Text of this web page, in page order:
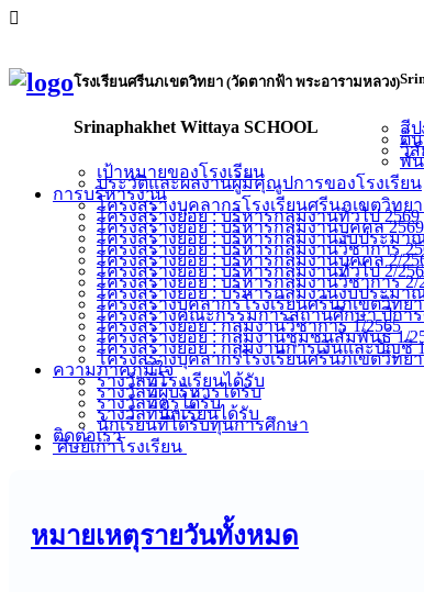
โรงเรียนศรีนภเขตวิทยา (วัดตากฟ้า พระอารามหลวง)
Srinaphakhet Wittaya SCHOOL สีป
ต้น
วิ
พั
เป้าหมายของโรงเรียน
ประวัติและผลงานผู้มีคุณูปการของโรงเรียน
การบริหารงาน
โครงสร้างบุคลากรโรงเรียนศรีนภเขตวิทยา
โครงสร้างย่อย : บริหารกลุ่มงานทั่วไป 2569
โครงสร้างย่อย : บริหารกลุ่มงานบุคคล 2569
โครงสร้างย่อย : บริหารกลุ่มงานงบประมา
โครงสร้างย่อย : บริหารกลุ่มงานวิชาการ
โครงสร้างย่อย : บริหารกลุ่มงานบุคคล 2/
โครงสร้างย่อย : บริหารกลุ่มงานทั่วไป 2/
โครงสร้างย่อย : บริหารกลุ่มงานวิชาการ 2/
โครงสร้างย่อย : บริหารกลุ่มงานงบประมาณ
โครงสร้างบุคลากรโรงเรียนศรีนภเขตวิทยา
โครงสร้างคณะกรรมการสถานศึกษา ปีการ
โครงสร้างย่อย : กลุ่มงานวิชาการ 1/2565
โครงสร้างย่อย : กลุ่มงานชุมชนสัมพันธ์ 1/
โครงสร้างย่อย : กลุ่มงานการเงินและบัญชี
โครงสร้างบุคลากรโรงเรียนศรีนภเขตวิทยา
ความภาคภูมิใจ
รางวัลที่โรงเรียนได้รับ
รางวัลที่ผู้บริหารได้รับ
รางวัลที่ครูได้รับ
รางวัลที่นักเรียนได้รับ
นักเรียนที่ได้รับทุนการศึกษา
ติดต่อเรา
ศิษย์เก่าโรงเรียน
หมายเหตุรายวันทั้งหมด